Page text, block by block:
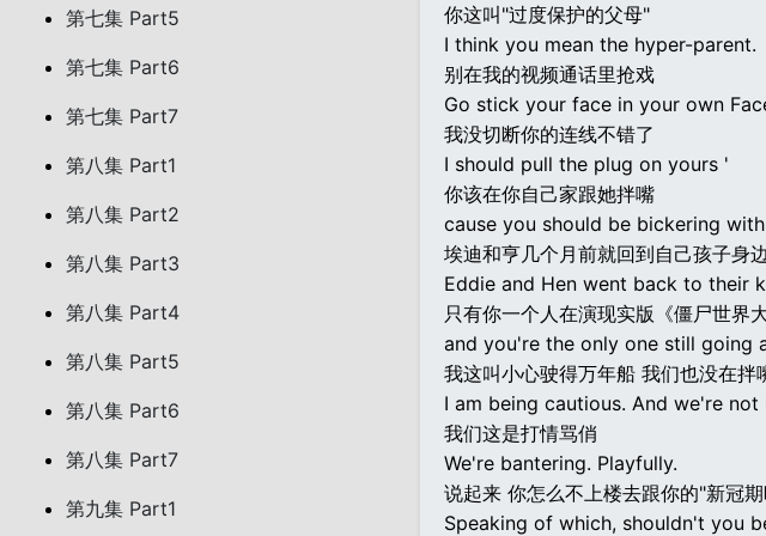
第七集 Part5
第七集 Part6
第七集 Part7
第八集 Part1
第八集 Part2
第八集 Part3
第八集 Part4
第八集 Part5
第八集 Part6
第八集 Part7
第九集 Part1
你这叫"过度保护的父母"
I think you mean the hyper-parent.
别在我的视频通话里抢戏
Go stick your face in your own
我没切断你的连线不错了
I should pull the plug on yours '
你该在你自己家跟她拌嘴
cause you should be bickering
埃迪和亨几个月前就回到自己孩子身
Eddie and Hen went back to their
只有你一个人在演现实版《僵尸世界大
and you're the only one still going
我这叫小心驶得万年船 我们也没在拌
I am being cautious. And we're not
我们这是打情骂俏
We're bantering. Playfully.
说起来 你怎么不上楼去跟你的"新冠
Speaking of which, shouldn't you